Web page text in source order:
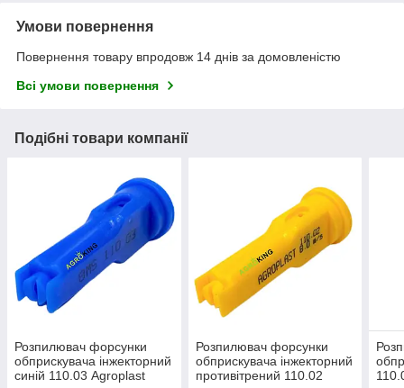
Умови повернення
Повернення товару впродовж 14 днів за домовленістю
Всі умови повернення
Подібні товари компанії
Розпилювач форсунки
обприскувача інжекторний
синій 110.03 Agroplast
Розпилювач форсунки
обприскувача інжекторний
противітрений 110.02